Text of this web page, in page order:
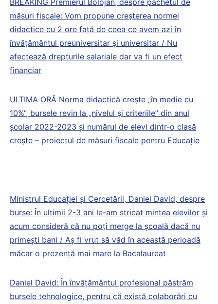
măsuri fiscale: Vom propune creșterea normei
didactice cu 2 ore față de ceea ce avem azi în
învățământul preuniversitar și universitar / Nu
afectează drepturile salariale dar va fi un efect
financiar
ULTIMA ORĂ Norma didactică crește „în medie cu
10%”, bursele revin la „nivelul și criteriile” din anul
școlar 2022-2023 și numărul de elevi dintr-o clasă
crește – proiectul de măsuri fiscale pentru Educație
Ministrul Educației și Cercetării, Daniel David, despre
burse: În ultimii 2-3 ani le-am stricat mintea elevilor și
acum consideră că nu poți merge la școală dacă nu
primești bani / Aș fi vrut să văd în această perioadă
măcar o prezență mai mare la Bacalaureat
Daniel David: În învățământul profesional păstrăm
bursele tehnologice, pentru că există colaborări cu